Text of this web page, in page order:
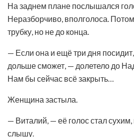
На заднем плане послышался
Неразборчиво, вполголоса.
трубку, но не до конца.
— Если она и ещё три дня
дольше сможет, — долетело до
Нам бы сейчас всё закрыть…
Женщина застыла.
— Виталий, — её голос стал
слышу.